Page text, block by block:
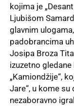
kojima je
Ljubišom
glavnim
padobrancima
Josipa Broza
izuzetno
„Kamiondžije“,
Jare“, u kome
nezaboravno